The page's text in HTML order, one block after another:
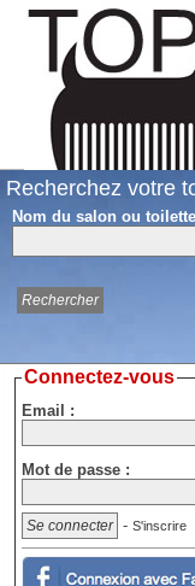
Recherchez votre
Nom du salon ou
Connectez-vous
Email :
Mot de passe :
- S'inscrire